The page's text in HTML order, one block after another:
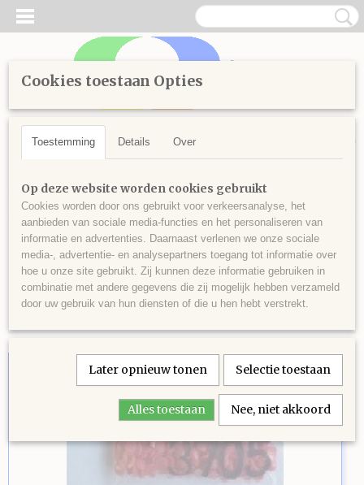
Inloggen Registreren
UW WINKELWAGEN
Home >Diamond Painting> Losse steentjes rond
vanaf 3700
Sorteer op:
1 2 »
Cookies toestaan Opties
Toestemming Details Over
Op deze website worden cookies gebruikt
Cookies worden door ons gebruikt voor verkeersanalyse, het
aanbieden van sociale media-functies en het personaliseren van
informatie en advertenties. Daarnaast verlenen we onze sociale
media-, advertentie- en analysepartners toegang tot informatie over
hoe u onze site gebruikt. Zij kunnen deze informatie gebruiken in
combinatie met andere gegevens die zij mogelijk hebben verzameld
door uw gebruik van hun diensten of die u hen hebt verstrekt.
Later opnieuw tonen Selectie toestaan
Alles toestaan Nee, niet akkoord